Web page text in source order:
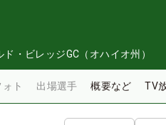
・ビレッジGC（オハイオ州）
ト 出場選手 概要など TV